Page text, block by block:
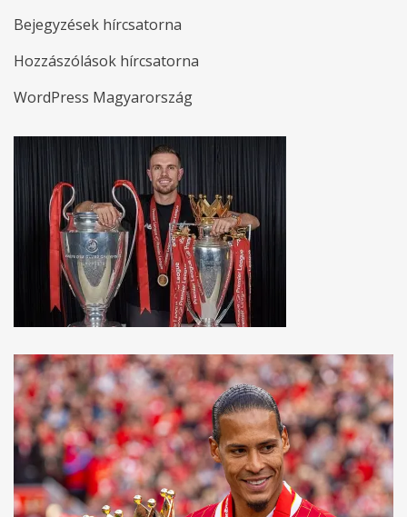
Bejegyzések hírcsatorna
Hozzászólások hírcsatorna
WordPress Magyarország